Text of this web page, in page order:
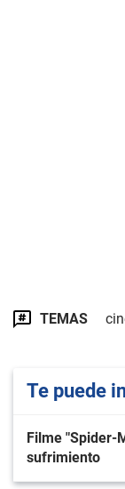
TEMAS
Te puede
Filme "Spider-
sufrimiento